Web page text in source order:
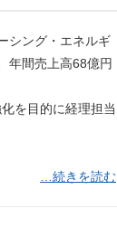
シング・エネルギ
年間売上高68億円
を目的に経理担当
…続きを読む